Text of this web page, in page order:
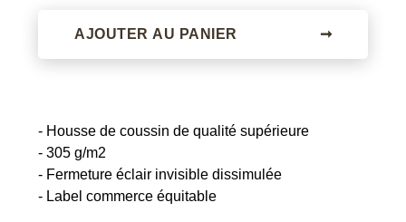
AJOUTER AU PANIER ➞
- Housse de coussin de qualité supérieure
- 305 g/m2
- Fermeture éclair invisible dissimulée